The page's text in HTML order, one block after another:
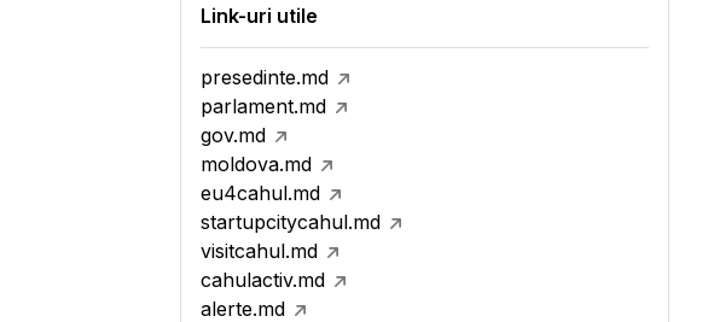
Link-uri utile
presedinte.md
parlament.md
gov.md
moldova.md
eu4cahul.md
startupcitycahul.md
visitcahul.md
cahulactiv.md
alerte.md